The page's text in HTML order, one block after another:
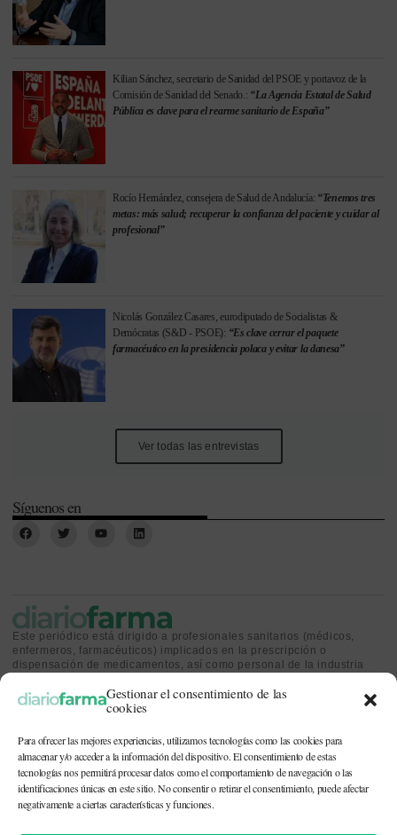
Gestionar el consentimiento de las
cookies
Para ofrecer las mejores experiencias, utilizamos tecnologías como las cookies para
almacenar y/o acceder a la información del dispositivo. El consentimiento de estas
tecnologías nos permitirá procesar datos como el comportamiento de navegación o las
identificaciones únicas en este sitio. No consentir o retirar el consentimiento, puede afectar
negativamente a ciertas características y funciones.
Kilian Sánchez, secretario de Sanidad del PSOE y portavoz de la
Comisión de Sanidad del Senado.: “La Agencia Estatal de Salud
Pública es clave para el rearme sanitario de España”
Rocío Hernández, consejera de Salud de Andalucía: “Tenemos tres
metas: más salud; recuperar la confianza del paciente y cuidar al
profesional”
Nicolás González Casares, eurodiputado de Socialistas &
Demócratas (S&D - PSOE): “Es clave cerrar el paquete
farmacéutico en la presidencia polaca y evitar la danesa”
Ver todas las entrevistas
Síguenos en
Este periódico está dirigido a profesionales sanitarios (médicos,
enfermeros, farmacéuticos) implicados en la prescripción o
dispensación de medicamentos, así como personal de la industria
sanitaria.
CONTACTO Y QUIÉNES SOMOS|POLÍTICA DE COOKIES|POLÍTICA DE